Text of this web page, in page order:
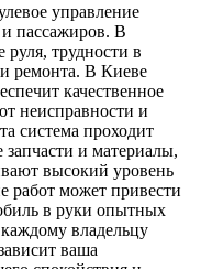
управление
пассажиров. В
трудности в
ремонта. В Киеве
качественное
неисправности и
система проходит
запчасти и материалы,
высокий уровень
работ может привести
в руки опытных
владельцу
ваша